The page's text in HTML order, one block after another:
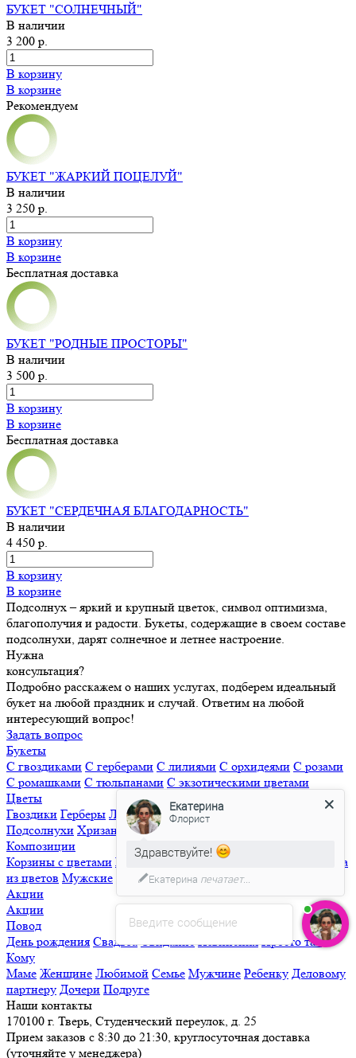
БУКЕТ "СОЛНЕЧНЫЙ"
В наличии
3 200 р.
В корзину
В корзине
Рекомендуем
БУКЕТ "ЖАРКИЙ ПОЦЕЛУЙ"
В наличии
3 250 р.
В корзину
В корзине
Бесплатная доставка
БУКЕТ "РОДНЫЕ ПРОСТОРЫ"
В наличии
3 500 р.
В корзину
В корзине
Бесплатная доставка
БУКЕТ "СЕРДЕЧНАЯ БЛАГОДАРНОСТЬ"
В наличии
4 450 р.
В корзину
В корзине
Подсолнух – яркий и крупный цветок, символ оптимизма,
благополучия и радости. Букеты, содержащие в своем составе
подсолнухи, дарят солнечное и летнее настроение.
Нужна
консультация?
Подробно расскажем о наших услугах, подберем идеальный
букет на любой праздник и случай. Ответим на любой
интересующий вопрос!
Задать вопрос
Букеты
С гвоздиками С герберами С лилиями С орхидеями С розами
С ромашками С тюльпанами С экзотическими цветами
Цветы
Гвоздики Герберы Лизиантусы Лилии Орхидеи
Подсолнухи Хризантемы Экзотические цветы
Композиции
Корзины с цветами Цветы в ящиках Цветы в коробках
Сердца
из цветов Мужские Сладкие Фруктовые
Акции
Акции
Повод
День рождения Свадьба Свидание Извинения Просто так
Кому
Маме Женщине Любимой Семье Мужчине Ребенку Деловому
партнеру Дочери Подруге
Наши контакты
170100 г. Тверь, Студенческий переулок, д. 25
Прием заказов с 8:30 до 21:30, круглосуточная доставка
(уточняйте у менеджера)
Введите сообщение
Екатерина
Флорист
Здравствуйте!
Екатерина печатает...